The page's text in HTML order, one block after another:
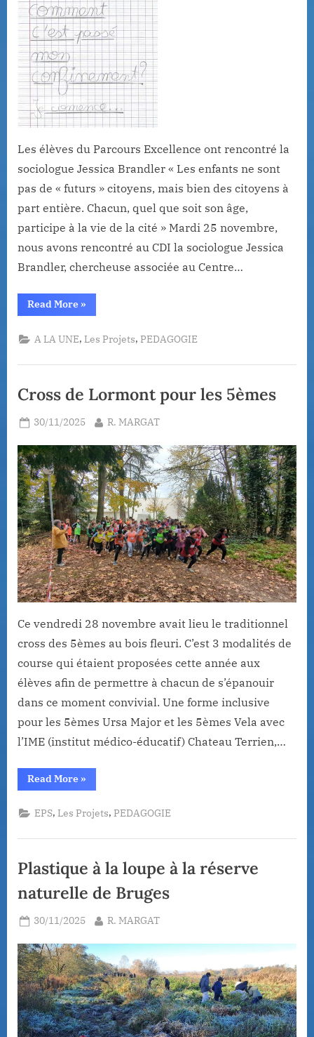
Les élèves du Parcours Excellence ont rencontré la
sociologue Jessica Brandler « Les enfants ne sont
pas de « futurs » citoyens, mais bien des citoyens à
part entière. Chacun, quel que soit son âge,
participe à la vie de la cité » Mardi 25 novembre,
nous avons rencontré au CDI la sociologue Jessica
Brandler, chercheuse associée au Centre…
Read More“A
la
des
sciences
»
A LA UNE,Les Projets,PEDAGOGIE
Cross de Lormont pour les 5èmes
Posted
30/11/2025 By
R. MARGAT
Ce vendredi 28 novembre avait lieu le traditionnel
cross des 5èmes au bois fleuri. C’est 3 modalités de
course qui étaient proposées cette année aux
élèves afin de permettre à chacun de s’épanouir
dans ce moment convivial. Une forme inclusive
pour les 5èmes Ursa Major et les 5èmes Vela avec
l’IME (institut médico-éducatif) Chateau Terrien,…
Read More“Cross
pour
les
»
EPS,Les Projets,PEDAGOGIE
Plastique à la loupe à la réserve
naturelle de Bruges
Posted
30/11/2025 By
R. MARGAT